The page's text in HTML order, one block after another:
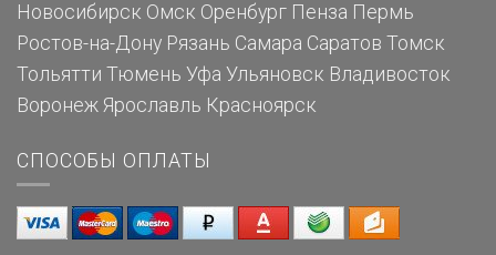
Новосибирск Омск Оренбург Пенза Пермь
Ростов-на-Дону Рязань Самара Саратов Томск
Тольятти Тюмень Уфа Ульяновск Владивосток
Воронеж Ярославль Красноярск
СПОСОБЫ ОПЛАТЫ